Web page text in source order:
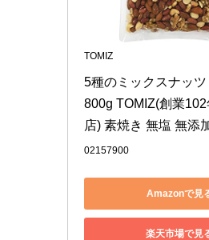
TOMIZ
5種のミックスナッ
800g TOMIZ(創業
店) 素焼き 無塩 無添
02157900
Amazonで見
楽天市場で見